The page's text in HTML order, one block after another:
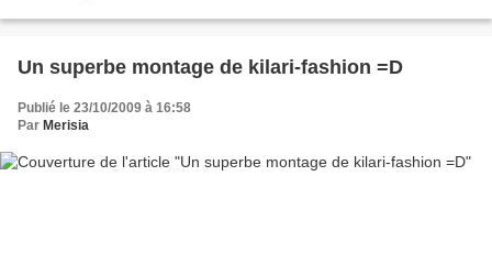
Un superbe montage de kilari-fashion =D
Publié le 23/10/2009 à 16:58
Par Merisia